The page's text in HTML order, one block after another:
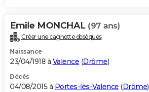
Emile MONCHAL (97 ans)
Créer une cagnotte obsèques
Naissance
23/04/1918 à Valence (Drôme)
Décès
04/08/2015 à Portes-lès-Valence (Drôme)